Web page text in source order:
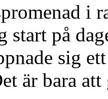
i
start på
sig
är bara